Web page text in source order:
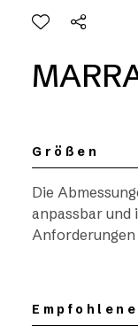
Größen
Die
anpassbar und
Anforderungen